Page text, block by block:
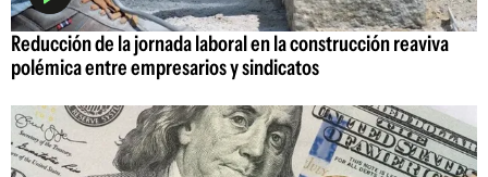
Reducción de la jornada laboral en la construcción reaviva
polémica entre empresarios y sindicatos